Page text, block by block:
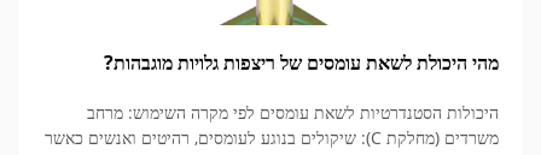
מהי היכולת לשאת עומסים של ריצפות גלויות מוגבהות?
היכולות הסטנדרטיות לשאת עומסים לפי מקרה השימוש: מרחב
משרדים (מחלקת C): שיקולים בנוגע לעומסים, רהיטים ואנשים כאשר